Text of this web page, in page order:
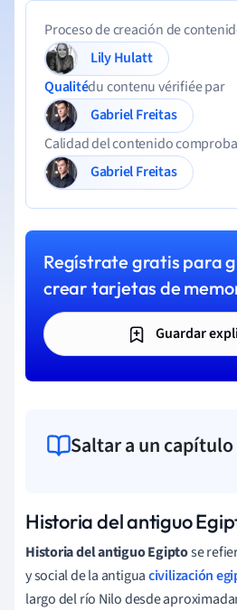
Proceso de creación de
Lily Hulatt
Qualitédu contenu vérifiée par
Gabriel Freitas
Calidad del contenido
Gabriel Freitas
Regístrate gratis para
crear tarjetas de
Guardar
Saltar a un
Historia del antiguo
Historia del antiguo Egiptose
y social de la antiguacivilización
largo del río Nilo desde